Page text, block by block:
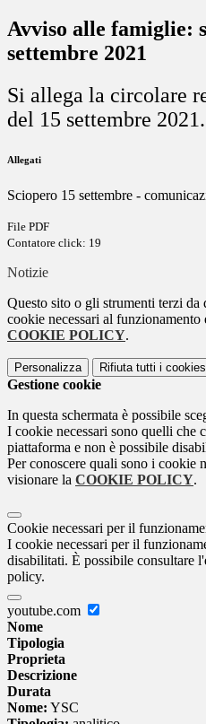
Avviso alle famiglie:
settembre 2021
Si allega la circolare
del 15 settembre 2021.
Allegati
Sciopero 15 settembre -
File PDF
Contatore click: 19
Notizie
Questo sito o gli strumenti terzi
cookie necessari al
COOKIE POLICY.
Personalizza Rifiuta tutti i cookies
Gestione cookie
In questa schermata è possibile
I cookie necessari sono quelli che
piattaforma e non è possibile
Per conoscere quali sono i cookie
visionare la COOKIE POLICY.
Cookie necessari per il
I cookie necessari per il
disabilitati. È possibile consultare
policy.
youtube.com
Nome
Tipologia
Proprieta
Descrizione
Durata
Nome: YSC